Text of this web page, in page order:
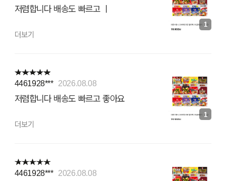
저렴합니다 배송도 빠르고 ㅣ
더보기
1
4461928*** 2026.08.08
저렴합니다 배송도 빠르고 좋아요
더보기
1
4461928*** 2026.08.08